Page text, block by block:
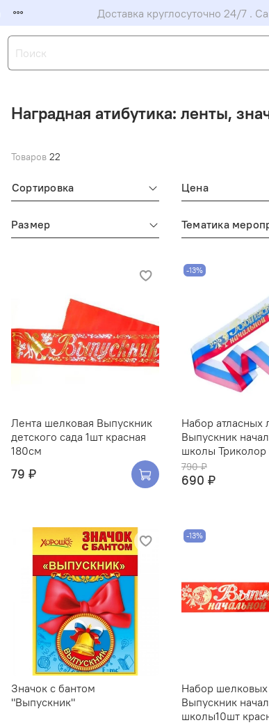
Доставка круглосуточно 24/7 .
Наградная атибутика: ленты,
Товаров 22
Сортировка Цена
Размер Тематика
Лента шелковая Выпускник
детского сада 1шт красная
180см
79 ₽
-13%
Набор атласных
Выпускник
школы Триколор
790 ₽
690 ₽
Значок с бантом
"Выпускник"
-13%
Набор шелковых
Выпускник
школы10шт